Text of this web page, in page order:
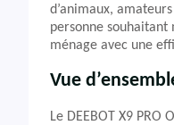
d’animaux,
personne
ménage avec une
Vue
Le DEEBOT X9 PRO